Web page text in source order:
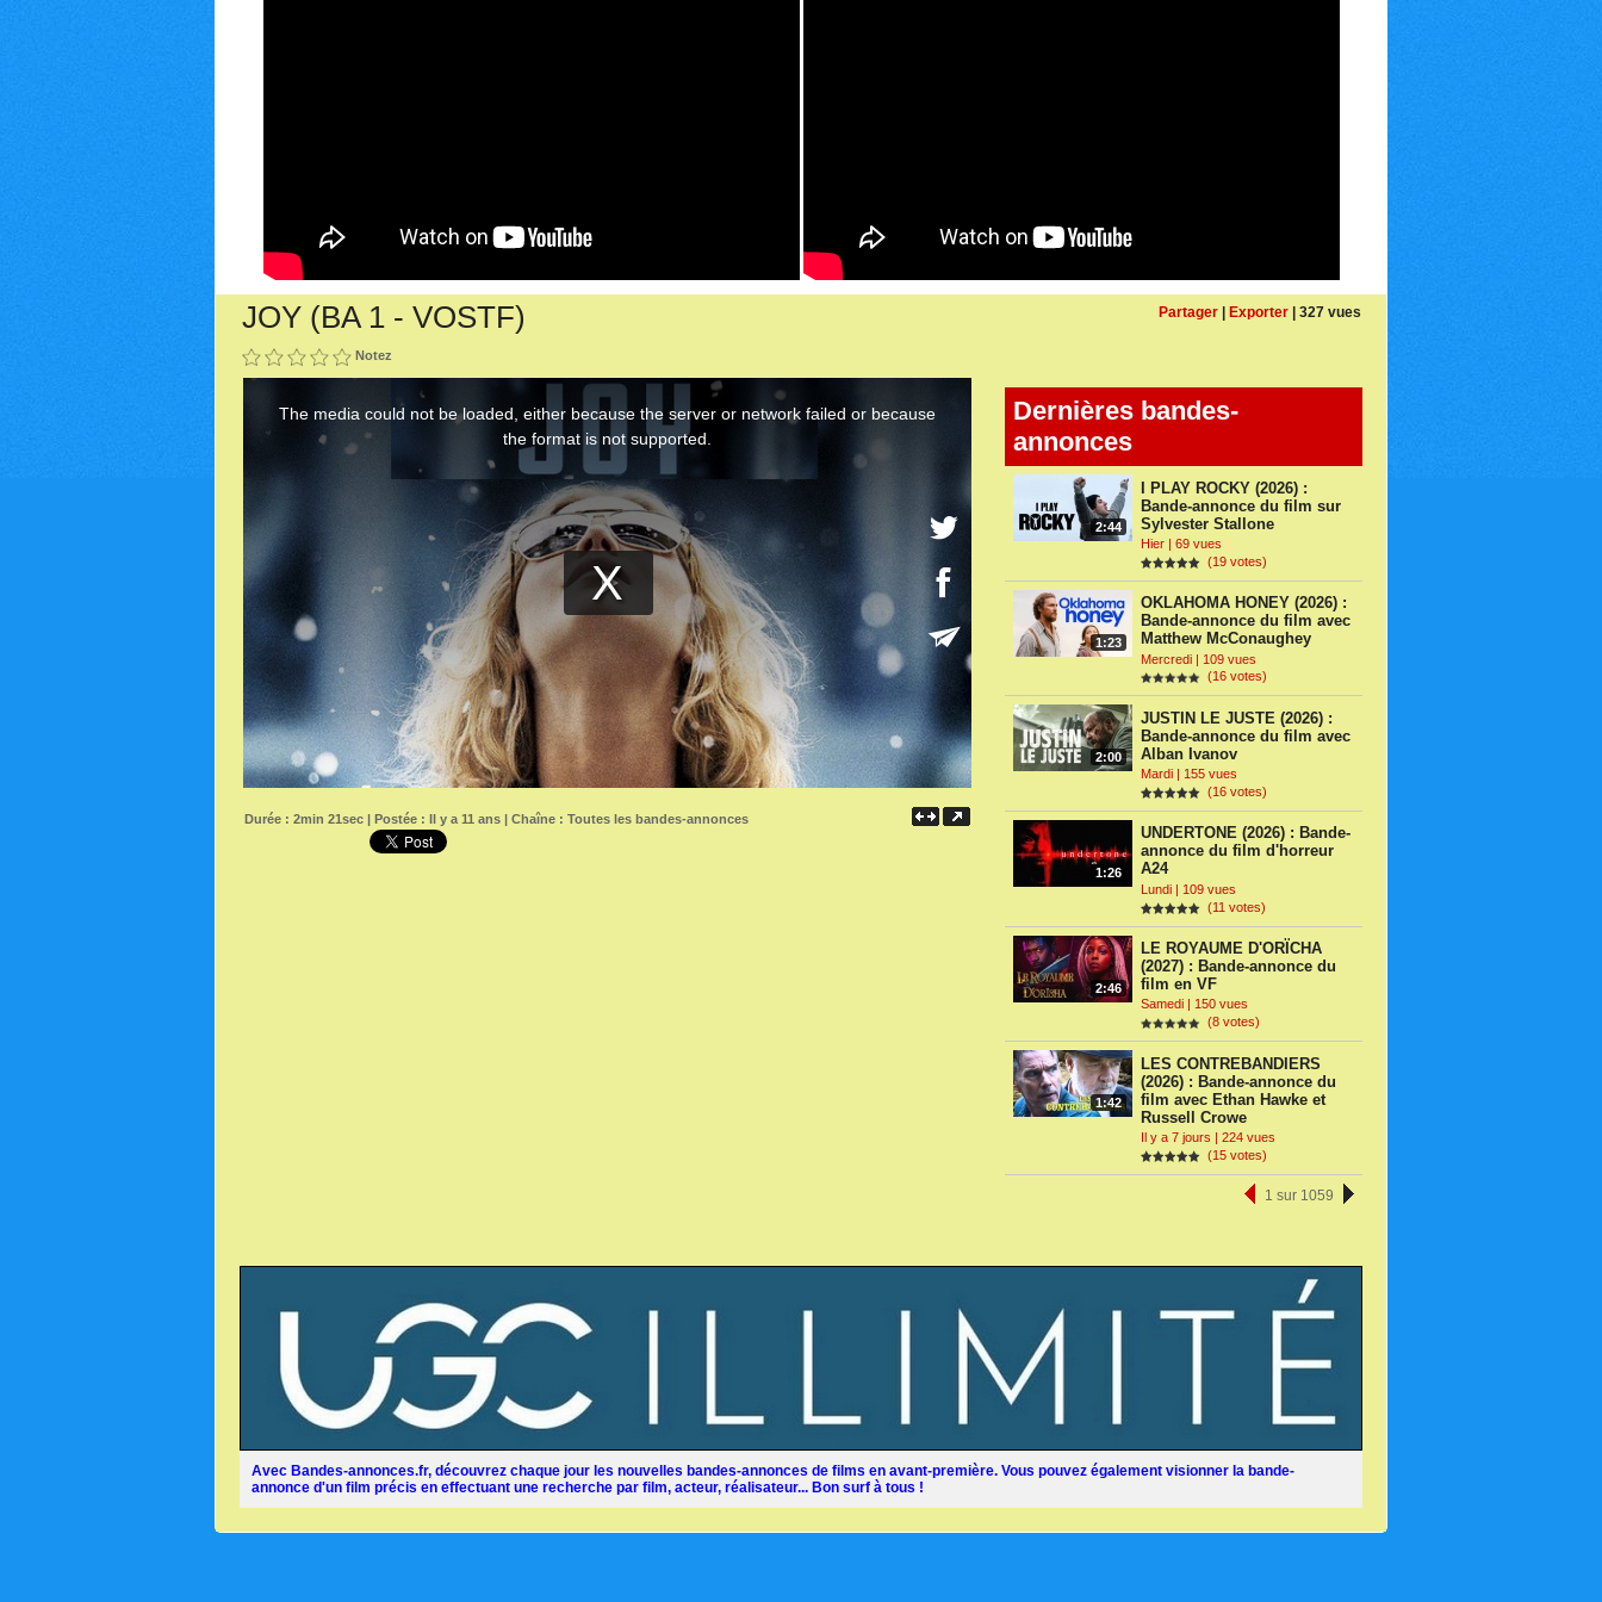
Partager | Exporter | 327 vues
JOY (BA 1 - VOSTF)
Notez
Dernières bandes-
annonces
2:44
I PLAY ROCKY (2026) :
Bande-annonce du film sur
Sylvester Stallone
Hier | 69 vues
(19 votes)
1:23
OKLAHOMA HONEY (2026) :
Bande-annonce du film avec
Matthew McConaughey
Mercredi | 109 vues
(16 votes)
2:00
JUSTIN LE JUSTE (2026) :
Bande-annonce du film avec
Alban Ivanov
Mardi | 155 vues
(16 votes)
1:26
UNDERTONE (2026) : Bande-
annonce du film d'horreur
A24
Lundi | 109 vues
(11 votes)
2:46
LE ROYAUME D'ORÏCHA
(2027) : Bande-annonce du
film en VF
Samedi | 150 vues
(8 votes)
1:42
LES CONTREBANDIERS
(2026) : Bande-annonce du
film avec Ethan Hawke et
Russell Crowe
Il y a 7 jours | 224 vues
(15 votes)
1 sur 1059
Durée : 2min 21sec | Postée : Il y a 11 ans | Chaîne : Toutes les bandes-annonces
Avec Bandes-annonces.fr, découvrez chaque jour les nouvelles bandes-annonces de films en avant-première. Vous pouvez également visionner la bande-
annonce d'un film précis en effectuant une recherche par film, acteur, réalisateur... Bon surf à tous !